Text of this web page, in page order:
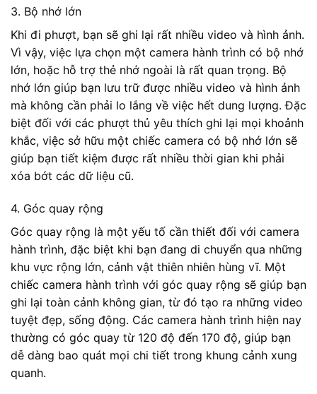
3. Bộ nhớ lớn
Khi đi phượt, bạn sẽ ghi lại rất nhiều video và hình ảnh.
Vì vậy, việc lựa chọn một camera hành trình có bộ nhớ
lớn, hoặc hỗ trợ thẻ nhớ ngoài là rất quan trọng. Bộ
nhớ lớn giúp bạn lưu trữ được nhiều video và hình ảnh
mà không cần phải lo lắng về việc hết dung lượng. Đặc
biệt đối với các phượt thủ yêu thích ghi lại mọi khoảnh
khắc, việc sở hữu một chiếc camera có bộ nhớ lớn sẽ
giúp bạn tiết kiệm được rất nhiều thời gian khi phải
xóa bớt các dữ liệu cũ.
4. Góc quay rộng
Góc quay rộng là một yếu tố cần thiết đối với camera
hành trình, đặc biệt khi bạn đang di chuyển qua những
khu vực rộng lớn, cảnh vật thiên nhiên hùng vĩ. Một
chiếc camera hành trình với góc quay rộng sẽ giúp bạn
ghi lại toàn cảnh không gian, từ đó tạo ra những video
tuyệt đẹp, sống động. Các camera hành trình hiện nay
thường có góc quay từ 120 độ đến 170 độ, giúp bạn
dễ dàng bao quát mọi chi tiết trong khung cảnh xung
quanh.